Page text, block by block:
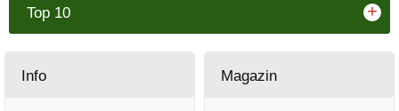
Top 10 +
Info Magazin